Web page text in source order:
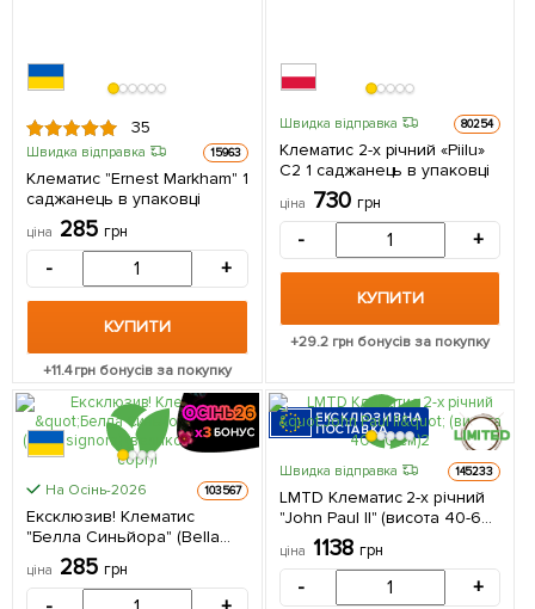
35
Швидка відправка 15963
Клематис "Ernest Markham" 1
саджанець в упаковці
ціна 285 грн
- +
КУПИТИ
+11.4грн бонусів за покупку
Швидка відправка 80254
Клематис 2-х річний «Piilu»
С2 1 саджанець в упаковці
ціна 730 грн
- +
КУПИТИ
+29.2 грн бонусів за покупку
На Осінь-2026 103567
Ексклюзив! Клематис
"Белла Синьйора" (Bella
signora) (великоквітковий
сорт) 1 саджанець в
ціна 285 грн
КРУПНОМІР
ЕКСКЛЮЗИВНА
ПОСТАВКА
Швидка відправка 145233
LMTD Клематис 2-х річний
"John Paul II" (висота 40-60
саджанець в упаковці
ціна 1138 грн
- +